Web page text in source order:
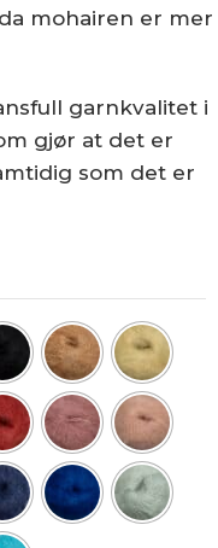
mohairen er mer
garnkvalitet i
gjør at det er
som det er